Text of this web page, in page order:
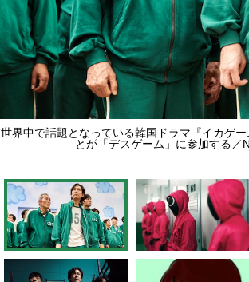
世界中で話題となっている韓国ドラマ『イカゲ
とが「デスゲーム」に参加する